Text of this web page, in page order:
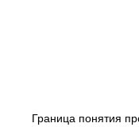
Граница понятия